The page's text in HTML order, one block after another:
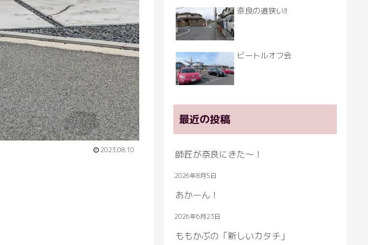
2023.08.10
奈良の道狭い!!
ビートルオフ会
最近の投稿
師匠が奈良にきた～！
2026年8月5日
あかーん！
2026年6月23日
ももかぶの「新しいカタチ」